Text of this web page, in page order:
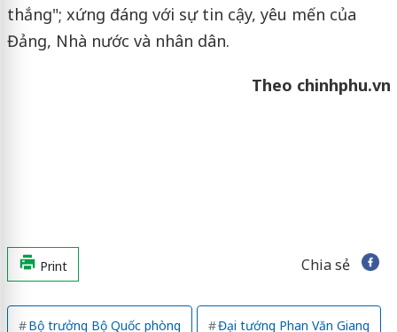
thắng"; xứng đáng với sự tin cậy, yêu mến của
Đảng, Nhà nước và nhân dân.
Theo chinhphu.vn
Print Chia sẻ
Bộ trưởng Bộ Quốc phòng Đại tướng Phan Văn Giang